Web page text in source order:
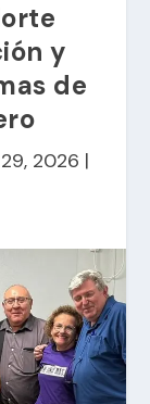
y
de
2026 |